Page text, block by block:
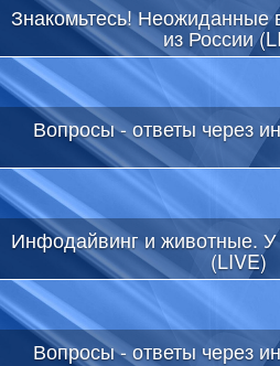
Знакомьтесь! Неожиданные
из России
Вопросы - ответы через
Инфодайвинг и животные. У
(LIVE)
Вопросы - ответы через